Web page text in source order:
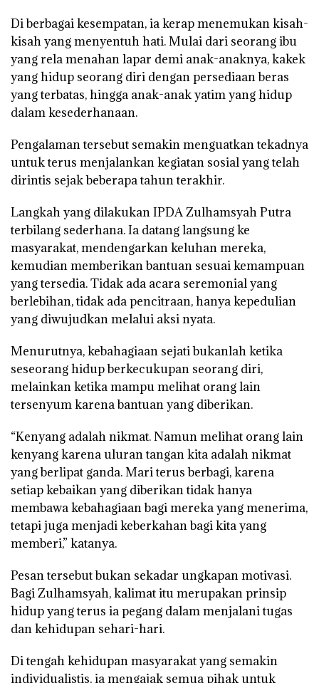
Di berbagai kesempatan, ia kerap menemukan kisah-
kisah yang menyentuh hati. Mulai dari seorang ibu
yang rela menahan lapar demi anak-anaknya, kakek
yang hidup seorang diri dengan persediaan beras
yang terbatas, hingga anak-anak yatim yang hidup
dalam kesederhanaan.
Pengalaman tersebut semakin menguatkan tekadnya
untuk terus menjalankan kegiatan sosial yang telah
dirintis sejak beberapa tahun terakhir.
Langkah yang dilakukan IPDA Zulhamsyah Putra
terbilang sederhana. Ia datang langsung ke
masyarakat, mendengarkan keluhan mereka,
kemudian memberikan bantuan sesuai kemampuan
yang tersedia. Tidak ada acara seremonial yang
berlebihan, tidak ada pencitraan, hanya kepedulian
yang diwujudkan melalui aksi nyata.
Menurutnya, kebahagiaan sejati bukanlah ketika
seseorang hidup berkecukupan seorang diri,
melainkan ketika mampu melihat orang lain
tersenyum karena bantuan yang diberikan.
“Kenyang adalah nikmat. Namun melihat orang lain
kenyang karena uluran tangan kita adalah nikmat
yang berlipat ganda. Mari terus berbagi, karena
setiap kebaikan yang diberikan tidak hanya
membawa kebahagiaan bagi mereka yang menerima,
tetapi juga menjadi keberkahan bagi kita yang
memberi,” katanya.
Pesan tersebut bukan sekadar ungkapan motivasi.
Bagi Zulhamsyah, kalimat itu merupakan prinsip
hidup yang terus ia pegang dalam menjalani tugas
dan kehidupan sehari-hari.
Di tengah kehidupan masyarakat yang semakin
individualistis, ia mengajak semua pihak untuk